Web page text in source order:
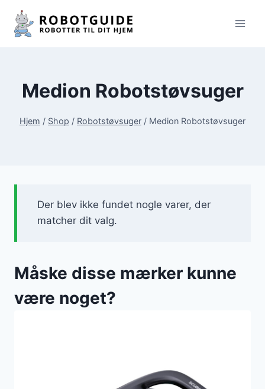
Fortsæt
indhold
Medion Robotstøvsuger
Hjem / Shop / Robotstøvsuger / Medion Robotstøvsuger
Der blev ikke fundet nogle varer, der
matcher dit valg.
Måske disse mærker kunne
være noget?